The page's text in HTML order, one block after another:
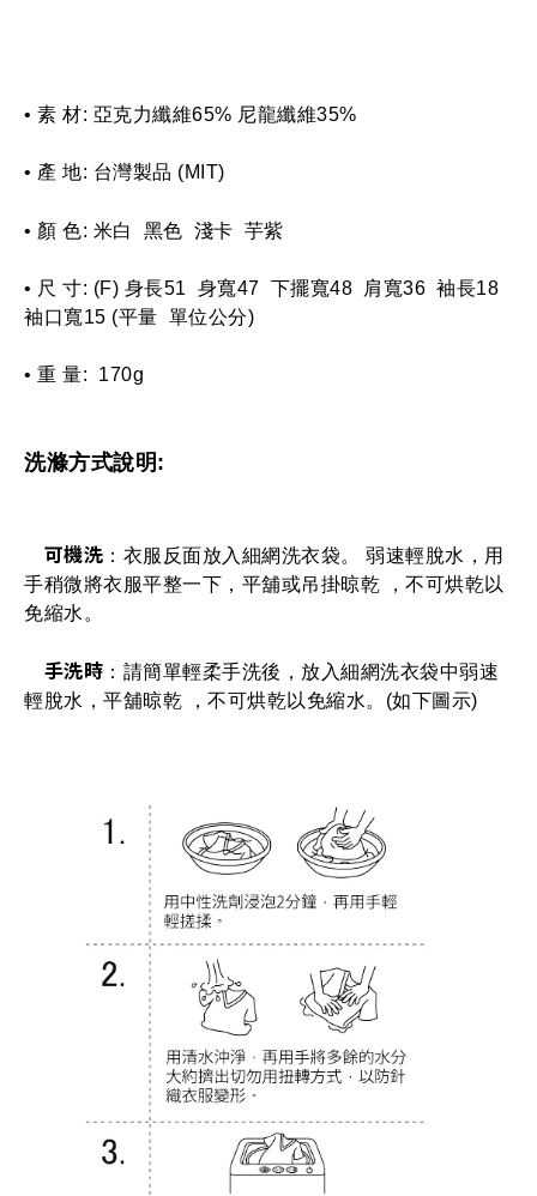
• 素 材: 亞克力纖維65% 尼龍纖維35%
• 產 地: 台灣製品 (MIT)
• 顏 色: 米白  黑色  淺卡  芋紫
• 尺 寸: (F) 身長51  身寬47  下擺寬48  肩寬36  袖長18
袖口寬15 (平量  單位公分)
• 重 量:  170g
洗滌方式說明:
可機洗 ：衣服反面放入細網洗衣袋。 弱速輕脫水，用
手稍微將衣服平整一下，平舖或吊掛晾乾 ，不可烘乾以
免縮水。
手洗時 ：請簡單輕柔手洗後，放入細網洗衣袋中弱速
輕脫水，平舖晾乾 ，不可烘乾以免縮水。(如下圖示)